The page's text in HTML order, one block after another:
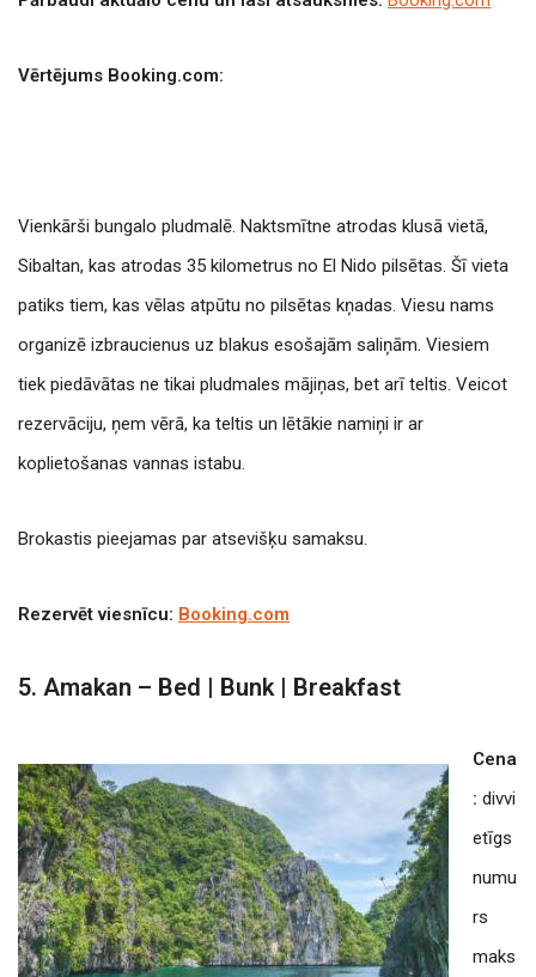
Vērtējums Booking.com:
Vienkārši bungalo pludmalē. Naktsmītne atrodas klusā vietā,
Sibaltan, kas atrodas 35 kilometrus no El Nido pilsētas. Šī vieta
patiks tiem, kas vēlas atpūtu no pilsētas kņadas. Viesu nams
organizē izbraucienus uz blakus esošajām saliņām. Viesiem
tiek piedāvātas ne tikai pludmales mājiņas, bet arī teltis. Veicot
rezervāciju, ņem vērā, ka teltis un lētākie namiņi ir ar
koplietošanas vannas istabu.
Brokastis pieejamas par atsevišķu samaksu.
Rezervēt viesnīcu: Booking.com
5. Amakan – Bed | Bunk | Breakfast
Cena
: divvi
etīgs
numu
rs
maks